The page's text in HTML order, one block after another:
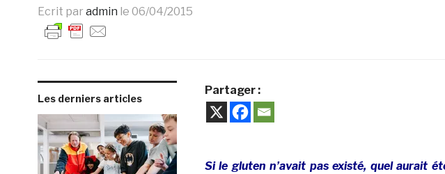
Ecrit par admin le 06/04/2015
Les derniers articles
Partager :
Si le gluten n’avait pas existé, quel aurait